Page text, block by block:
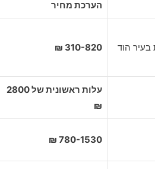
הערכת מחיר
הוד
310-820 ₪
עלות ראשונית של 2800
₪
780-1530 ₪